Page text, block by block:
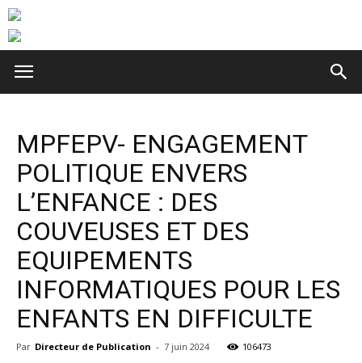
MPFEPV- ENGAGEMENT
POLITIQUE ENVERS
L’ENFANCE : DES
COUVEUSES ET DES
EQUIPEMENTS
INFORMATIQUES POUR LES
ENFANTS EN DIFFICULTE
Par Directeur de Publication - 7 juin 2024 106473